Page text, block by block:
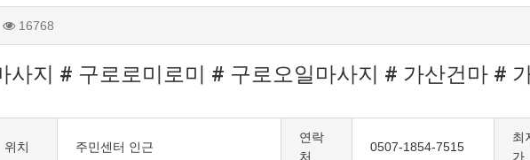
16768
지 # 구로로미로미 # 구로오일마사지 # 가산건마 #
위치 주민센터 인근
연락
처
0507-1854-7515
최
가